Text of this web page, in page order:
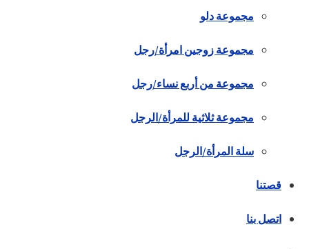
مجموعة دلو
مجموعة زوجين امرأة/رجل
مجموعة من أربع نساء/رجل
مجموعة ثلاثية للمرأة/الرجل
سلة المرأة/الرجل
قصتنا
اتصل بنا